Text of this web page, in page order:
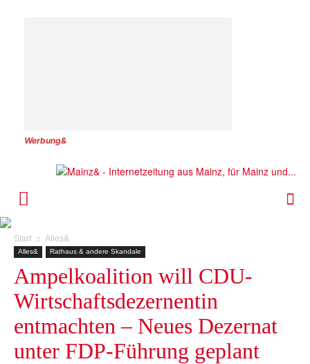
Werbung&
Start Alles&
Alles& Rathaus & andere Skandale
Ampelkoalition will CDU-
Wirtschaftsdezernentin
entmachten – Neues Dezernat
unter FDP-Führung geplant